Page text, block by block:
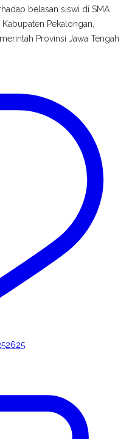
belasan siswi di SMA
Pekalongan,
Provinsi Jawa Tengah